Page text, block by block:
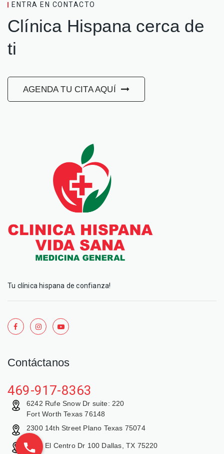
ENTRA EN CONTACTO
Clínica Hispana cerca de
ti
AGENDA TU CITA AQUÍ
Tu clínica hispana de confianza!
Contáctanos
469-917-8363
6242 Rufe Snow Dr suite: 220
Fort Worth Texas 76148
2300 14th Street Plano Texas 75074
9429 El Centro Dr 100 Dallas, TX 75220